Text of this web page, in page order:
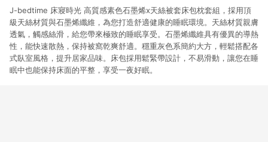
J-bedtime 床寢時光 高質感素色石墨烯x天絲被套床包枕套組，採用頂
級天絲材質與石墨烯纖維，為您打造舒適健康的睡眠環境。天絲材質親膚
透氣，觸感絲滑，給您帶來極致的睡眠享受。石墨烯纖維具有優異的導熱
性，能快速散熱，保持被窩乾爽舒適。穩重灰色系簡約大方，輕鬆搭配各
式臥室風格，提升居家品味。床包採用鬆緊帶設計，不易滑動，讓您在睡
眠中也能保持床面的平整，享受一夜好眠。